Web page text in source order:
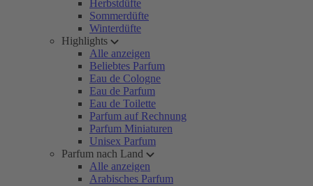
Herbstdüfte
Sommerdüfte
Winterdüfte
Highlights
Alle anzeigen
Beliebtes Parfum
Eau de Cologne
Eau de Parfum
Eau de Toilette
Parfum auf Rechnung
Parfum Miniaturen
Unisex Parfum
Parfum nach Land
Alle anzeigen
Arabisches Parfum